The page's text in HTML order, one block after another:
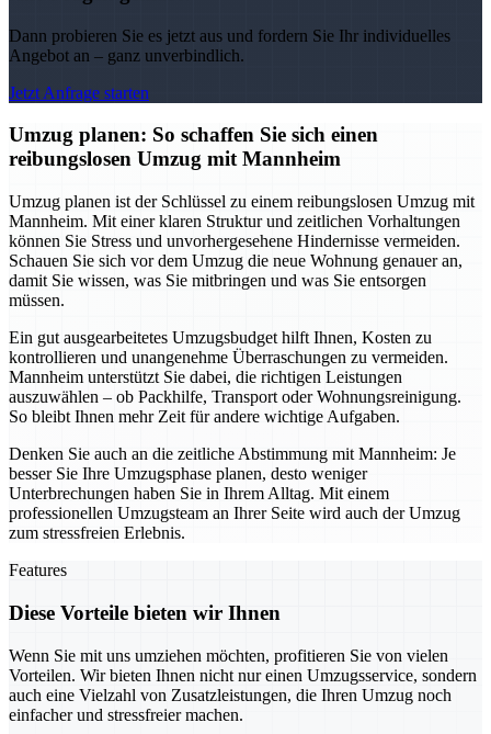
Dann probieren Sie es jetzt aus und fordern Sie Ihr individuelles
Angebot an – ganz unverbindlich.
Jetzt Anfrage starten
Umzug planen: So schaffen Sie sich einen
reibungslosen Umzug mit Mannheim
Umzug planen ist der Schlüssel zu einem reibungslosen Umzug mit
Mannheim. Mit einer klaren Struktur und zeitlichen Vorhaltungen
können Sie Stress und unvorhergesehene Hindernisse vermeiden.
Schauen Sie sich vor dem Umzug die neue Wohnung genauer an,
damit Sie wissen, was Sie mitbringen und was Sie entsorgen
müssen.
Ein gut ausgearbeitetes Umzugsbudget hilft Ihnen, Kosten zu
kontrollieren und unangenehme Überraschungen zu vermeiden.
Mannheim unterstützt Sie dabei, die richtigen Leistungen
auszuwählen – ob Packhilfe, Transport oder Wohnungsreinigung.
So bleibt Ihnen mehr Zeit für andere wichtige Aufgaben.
Denken Sie auch an die zeitliche Abstimmung mit Mannheim: Je
besser Sie Ihre Umzugsphase planen, desto weniger
Unterbrechungen haben Sie in Ihrem Alltag. Mit einem
professionellen Umzugsteam an Ihrer Seite wird auch der Umzug
zum stressfreien Erlebnis.
Features
Diese Vorteile bieten wir Ihnen
Wenn Sie mit uns umziehen möchten, profitieren Sie von vielen
Vorteilen. Wir bieten Ihnen nicht nur einen Umzugsservice, sondern
auch eine Vielzahl von Zusatzleistungen, die Ihren Umzug noch
einfacher und stressfreier machen.